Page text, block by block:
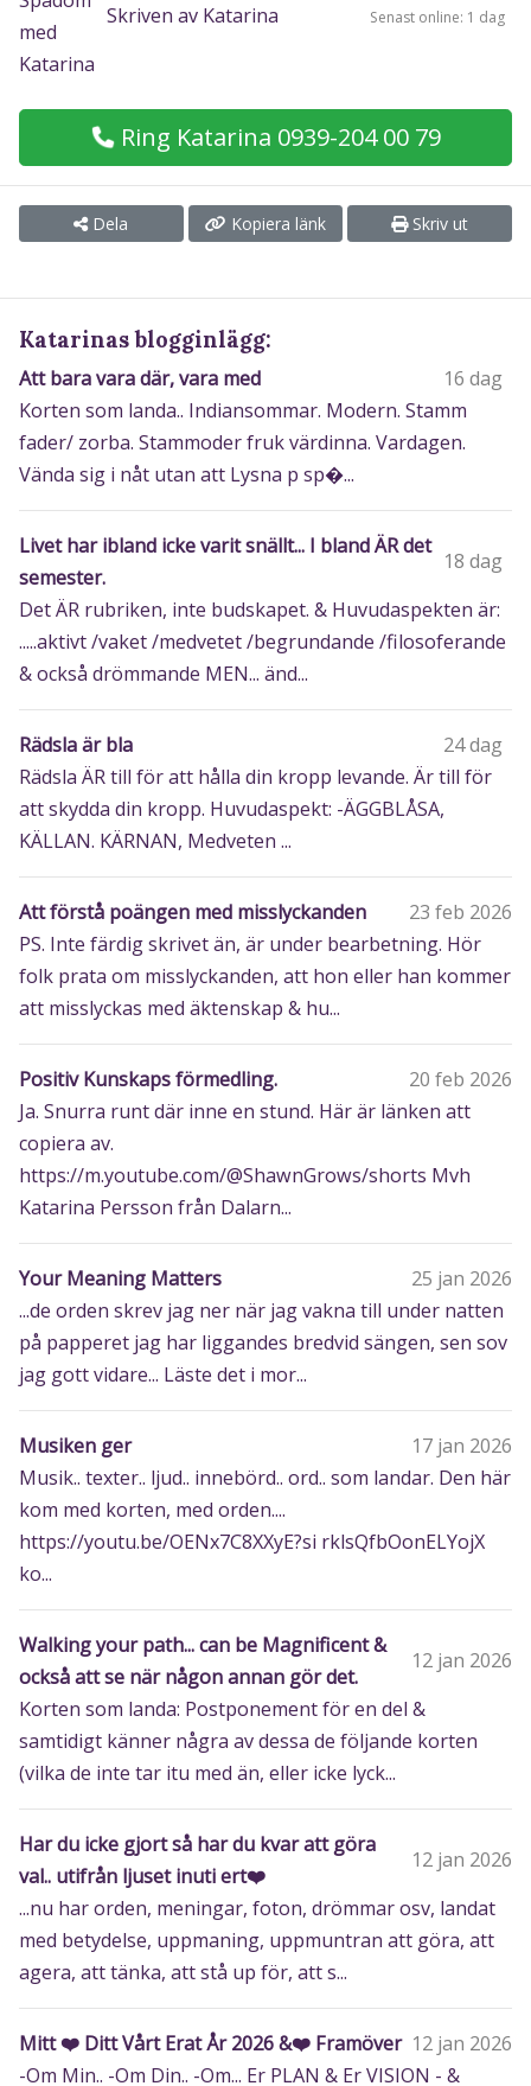
Skriven av Katarina Senast online: 1 dag
Ring Katarina 0939-204 00 79
Dela Kopiera länk Skriv ut
Katarinas blogginlägg:
Att bara vara där, vara med
16 dag
Korten som landa.. Indiansommar. Modern. Stamm
fader/ zorba. Stammoder fruk värdinna. Vardagen.
Vända sig i nåt utan att Lysna p sp�...
Livet har ibland icke varit snällt... I bland ÄR det
semester.
18 dag
Det ÄR rubriken, inte budskapet. & Huvudaspekten är:
.....aktivt /vaket /medvetet /begrundande /filosoferande
& också drömmande MEN... änd...
Rädsla är bla
24 dag
Rädsla ÄR till för att hålla din kropp levande. Är till för
att skydda din kropp. Huvudaspekt: -ÄGGBLÅSA,
KÄLLAN. KÄRNAN, Medveten ...
Att förstå poängen med misslyckanden
23 feb 2026
PS. Inte färdig skrivet än, är under bearbetning. Hör
folk prata om misslyckanden, att hon eller han kommer
att misslyckas med äktenskap & hu...
Positiv Kunskaps förmedling.
20 feb 2026
Ja. Snurra runt där inne en stund. Här är länken att
copiera av.
https://m.youtube.com/@ShawnGrows/shorts Mvh
Katarina Persson från Dalarn...
Your Meaning Matters
25 jan 2026
...de orden skrev jag ner när jag vakna till under natten
på papperet jag har liggandes bredvid sängen, sen sov
jag gott vidare... Läste det i mor...
Musiken ger
17 jan 2026
Musik.. texter.. ljud.. innebörd.. ord.. som landar. Den här
kom med korten, med orden....
https://youtu.be/OENx7C8XXyE?si rklsQfbOonELYojX
ko...
Walking your path... can be Magnificent &
också att se när någon annan gör det.
12 jan 2026
Korten som landa: Postponement för en del &
samtidigt känner några av dessa de följande korten
(vilka de inte tar itu med än, eller icke lyck...
Har du icke gjort så har du kvar att göra
val.. utifrån ljuset inuti ert❤️
12 jan 2026
...nu har orden, meningar, foton, drömmar osv, landat
med betydelse, uppmaning, uppmuntran att göra, att
agera, att tänka, att stå up för, att s...
Mitt ❤️ Ditt Vårt Erat År 2026 &❤️ Framöver 12 jan 2026
-Om Min.. -Om Din.. -Om... Er PLAN & Er VISION - &